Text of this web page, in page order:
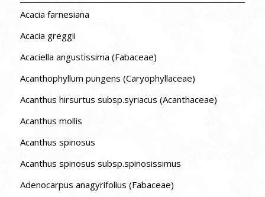
Acacia farnesiana
Acacia greggii
Acaciella angustissima (Fabaceae)
Acanthophyllum pungens (Caryophyllaceae)
Acanthus hirsurtus subsp.syriacus (Acanthaceae)
Acanthus mollis
Acanthus spinosus
Acanthus spinosus subsp.spinosissimus
Adenocarpus anagyrifolius (Fabaceae)